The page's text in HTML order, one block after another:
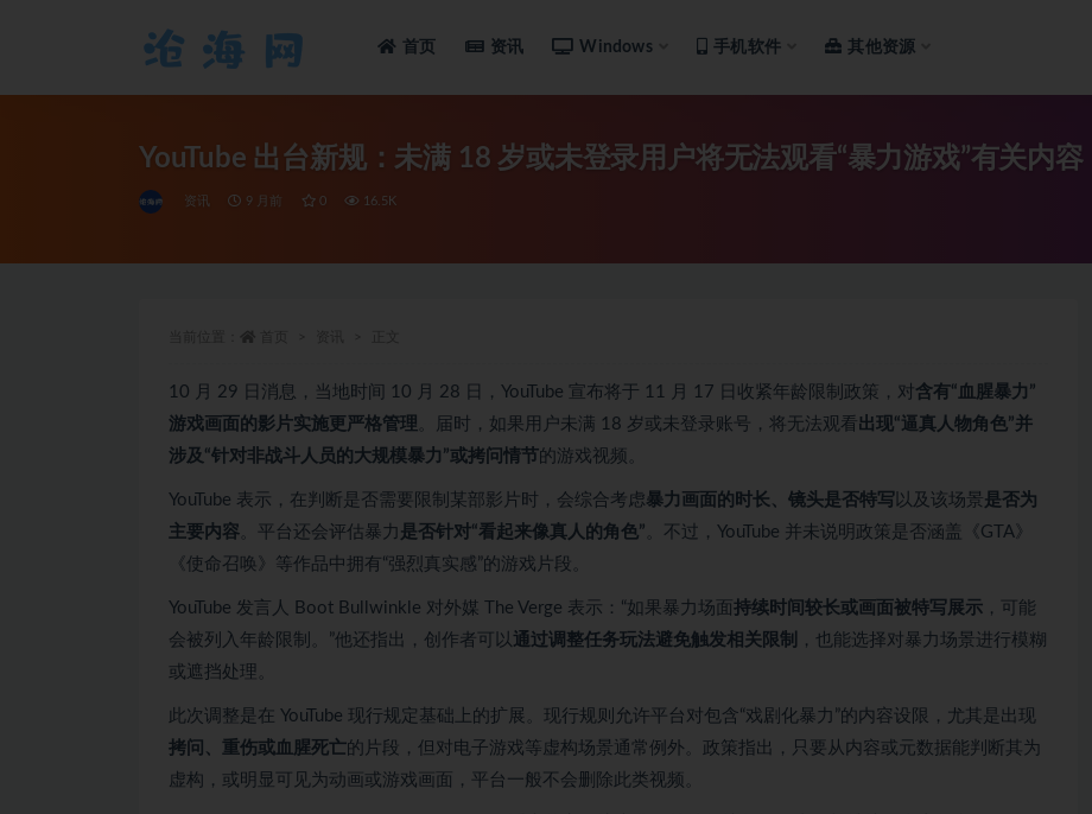
首页 资讯 Windows 手机软件 其他资源
YouTube 出台新规：未满 18 岁或未登录用户将无法观看“暴力游戏”有关内容
资讯 9 月前 0 16.5K
10 月 29 日消息，当地时间 10 月 28 日，YouTube 宣布将于 11 月 17 日收紧年龄限制政策，对含有“血腥暴力”
游戏画面的影片实施更严格管理 。届时，如果用户未满 18 岁或未登录账号，将无法观看出现“逼真人物角色”并
涉及“针对非战斗人员的大规模暴力”或拷问情节 的游戏视频。
YouTube 表示，在判断是否需要限制某部影片时，会综合考虑暴力画面的时长、镜头是否特写 以及该场景是否为
主要内容 。平台还会评估暴力 是否针对“看起来像真人的角色” 。不过，YouTube 并未说明政策是否涵盖《GTA》
《使命召唤》等作品中拥有“强烈真实感”的游戏片段。
YouTube 发言人 Boot Bullwinkle 对外媒 The Verge 表示：“如果暴力场面持续时间较长或画面被特写展示 ，可能
会被列入年龄限制。”他还指出，创作者可以通过调整任务玩法避免触发相关限制
，也能选择对暴力场景进行模糊
或遮挡处理。
此次调整是在 YouTube 现行规定基础上的扩展。现行规则允许平台对包含“戏剧化暴力”的内容设限，尤其是出现
拷问、重伤或血腥死亡的片段，但对电子游戏等虚构场景通常例外。政策指出，只要从内容或元数据能判断其为
虚构，或明显可见为动画或游戏画面，平台一般不会删除此类视频。